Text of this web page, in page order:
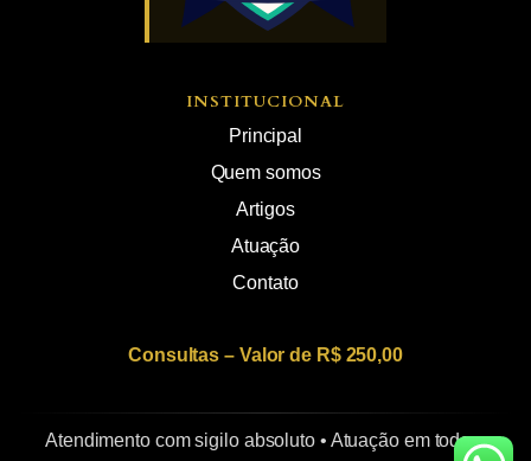
INSTITUCIONAL
Principal
Quem somos
Artigos
Atuação
Contato
Consultas – Valor de R$ 250,00
Atendimento com sigilo absoluto • Atuação em todo o